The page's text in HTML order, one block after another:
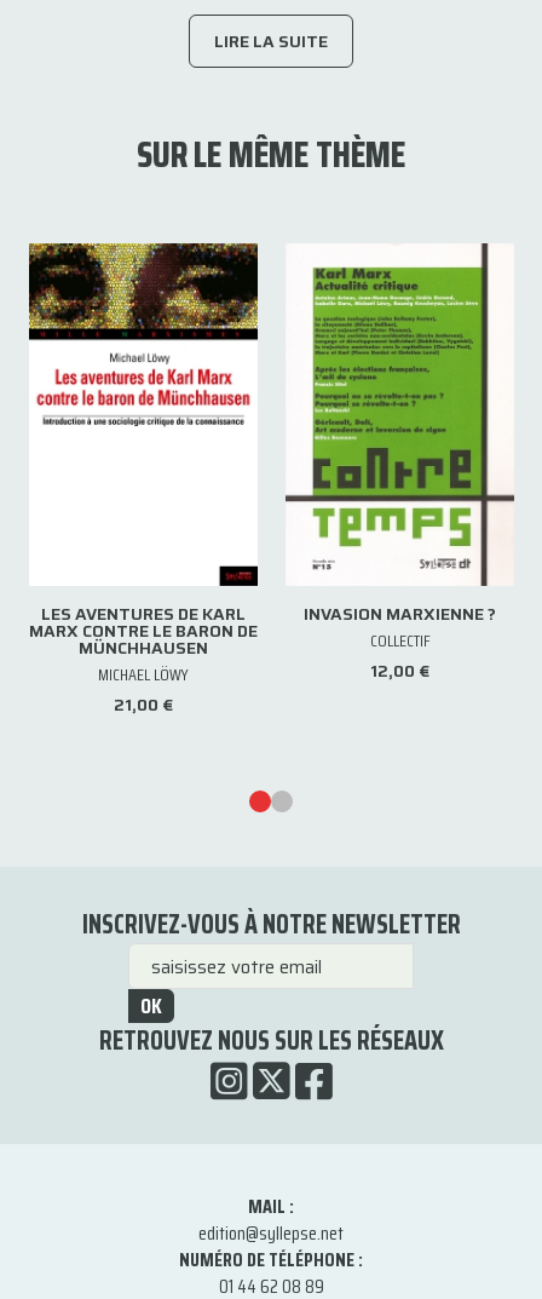
LIRE LA SUITE
SUR LE MÊME THÈME
LES AVENTURES DE KARL
MARX CONTRE LE BARON DE
MÜNCHHAUSEN
MICHAEL LÖWY
21,00 €
INVASION MARXIENNE ?
COLLECTIF
12,00 €
INSCRIVEZ-VOUS À NOTRE NEWSLETTER
OK
RETROUVEZ NOUS SUR LES RÉSEAUX
MAIL :
edition@syllepse.net
NUMÉRO DE TÉLÉPHONE :
01 44 62 08 89